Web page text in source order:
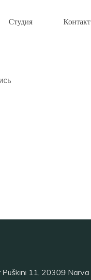
Студия Контакт
Puškini 11, 20309 Narva